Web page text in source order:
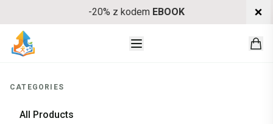
-20% z kodem EBOOK
CATEGORIES
All Products